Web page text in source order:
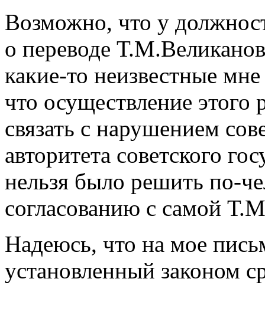
Возможно, что у
о переводе
какие-то неизвестные
что осуществление
связать с нарушением
авторитета советского
нельзя было решить по-
согласованию с самой
Надеюсь, что на мое
установленный законом